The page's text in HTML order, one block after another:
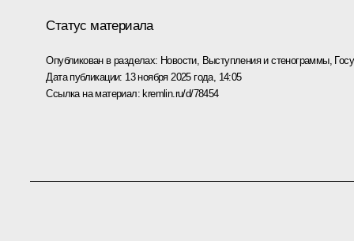
Статус материала
Опубликован в разделах: Новости, Выступления и стенограммы,
Дата публикации: 13 ноября 2025 года, 14:05
Ссылка на материал: kremlin.ru/d/78454